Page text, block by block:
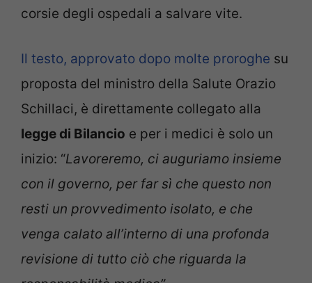
corsie degli ospedali a salvare vite.
Il testo, approvato dopo molte proroghe su
proposta del ministro della Salute Orazio
Schillaci, è direttamente collegato alla
legge di Bilancio e per i medici è solo un
inizio: “Lavoreremo, ci auguriamo insieme
con il governo, per far sì che questo non
resti un provvedimento isolato, e che
venga calato all’interno di una profonda
revisione di tutto ciò che riguarda la